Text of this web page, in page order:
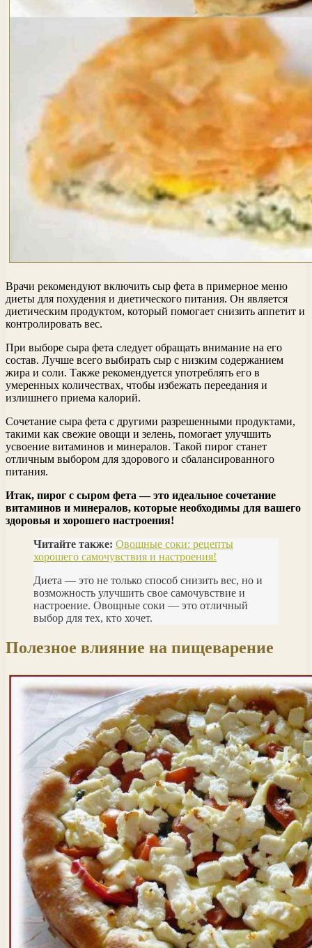
Врачи рекомендуют включить сыр фета в примерное меню
диеты для похудения и диетического питания. Он является
диетическим продуктом, который помогает снизить аппетит и
контролировать вес.
При выборе сыра фета следует обращать внимание на его
состав. Лучше всего выбирать сыр с низким содержанием
жира и соли. Также рекомендуется употреблять его в
умеренных количествах, чтобы избежать переедания и
излишнего приема калорий.
Сочетание сыра фета с другими разрешенными продуктами,
такими как свежие овощи и зелень, помогает улучшить
усвоение витаминов и минералов. Такой пирог станет
отличным выбором для здорового и сбалансированного
питания.
Итак, пирог с сыром фета — это идеальное сочетание
витаминов и минералов, которые необходимы для вашего
здоровья и хорошего настроения!
Читайте также: Овощные соки: рецепты
хорошего самочувствия и настроения!
Диета — это не только способ снизить вес, но и
возможность улучшить свое самочувствие и
настроение. Овощные соки — это отличный
выбор для тех, кто хочет.
Полезное влияние на пищеварение